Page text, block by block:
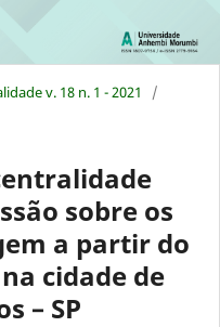
v. 18 n. 1 - 2021
/
sobre os
a partir do
cidade de
– SP